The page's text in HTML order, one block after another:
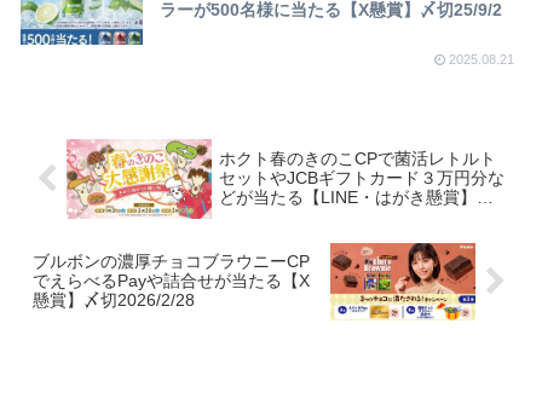
ラーが500名様に当たる【X懸賞】〆切25/9/2
2025.08.21
ホクト春のきのこCPで菌活レトルト
セットやJCBギフトカード３万円分な
どが当たる【LINE・はがき懸賞】〆
ブルボンの濃厚チョコブラウニーCP
でえらべるPayや詰合せが当たる【X
懸賞】〆切2026/2/28